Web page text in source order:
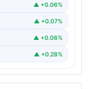
açıklanacak
▲ +0.06%
▲ +0.07%
▲ +0.06%
▲ +0.28%